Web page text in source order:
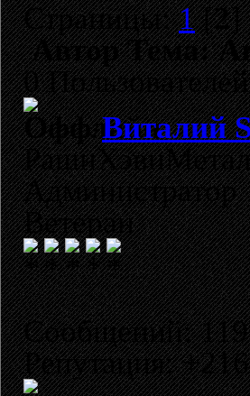
Страницы:1[2
АвторТема:
0
Виталий
Администратор
Ветеран
Сообщений:
Репутация: